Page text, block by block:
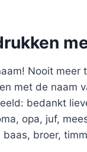
Nooit meer
met de naam
bedankt
opa, juf,
baas, broer,